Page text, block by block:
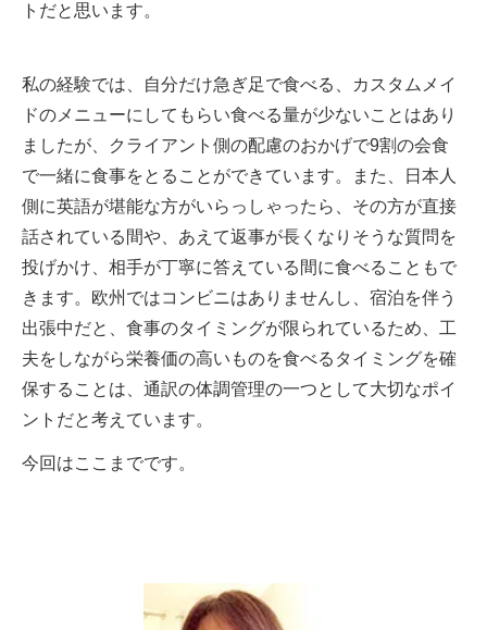
トだと思います。
私の経験では、自分だけ急ぎ足で食べる、カスタムメイ
ドのメニューにしてもらい食べる量が少ないことはあり
ましたが、クライアント側の配慮のおかげで9割の会食
で一緒に食事をとることができています。また、日本人
側に英語が堪能な方がいらっしゃったら、その方が直接
話されている間や、あえて返事が長くなりそうな質問を
投げかけ、相手が丁寧に答えている間に食べることもで
きます。欧州ではコンビニはありませんし、宿泊を伴う
出張中だと、食事のタイミングが限られているため、工
夫をしながら栄養価の高いものを食べるタイミングを確
保することは、通訳の体調管理の一つとして大切なポイ
ントだと考えています。
今回はここまでです。